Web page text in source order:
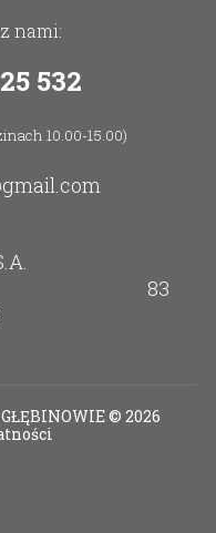
nami:
532
10.00-15.00)
© 2026